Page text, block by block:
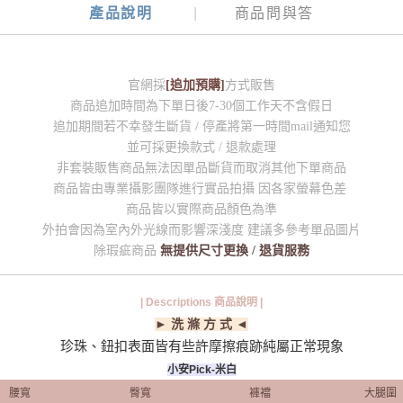
產品說明 商品問與答
官網採 [追加預購] 方式販售
商品追加時間為下單日後7-30個工作天不含假日
追加期間若不幸發生斷貨 / 停產將第一時間mail通知您
並可採更換款式 / 退款處理
非套裝販售商品無法因單品斷貨而取消其他下單商品
商品皆由專業攝影團隊進行實品拍攝 因各家螢幕色差
商品皆以實際商品顏色為準
外拍會因為室內外光線而影響深淺度 建議多參考單品圖片
除瑕疵商品 無提供尺寸更換 / 退貨服務
| Descriptions 商品說明 |
► 洗 滌 方 式 ◄
珍珠、鈕扣表面皆有些許摩擦痕跡純屬正常現象
小安Pick-米白
腰寬
臀寬 褲襠 大腿圍